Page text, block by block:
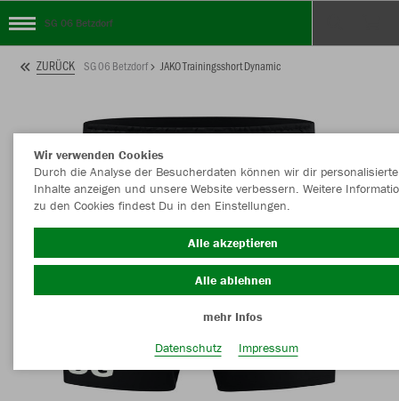
SG 06 Betzdorf
ZURÜCK SG 06 Betzdorf JAKO Trainingsshort Dynamic
Wir verwenden Cookies
Durch die Analyse der Besucherdaten können wir dir personalisierte
Inhalte anzeigen und unsere Website verbessern. Weitere
zu den Cookies findest Du in den Einstellungen.
Alle akzeptieren
Alle ablehnen
mehr Infos
Datenschutz
Impressum